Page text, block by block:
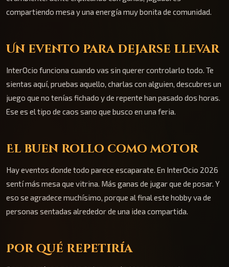
compartiendo mesa y una energía muy bonita de comunidad.
Un evento para dejarse llevar
InterOcio funciona cuando vas sin querer controlarlo todo. Te
sientas aquí, pruebas aquello, charlas con alguien, descubres un
juego que no tenías fichado y de repente han pasado dos horas.
Ese es el tipo de caos sano que busco en una feria.
El buen rollo como motor
Hay eventos donde todo parece escaparate. En InterOcio 2026
sentí más mesa que vitrina. Más ganas de jugar que de posar. Y
eso se agradece muchísimo, porque al final este hobby va de
personas sentadas alrededor de una idea compartida.
Por qué repetiría